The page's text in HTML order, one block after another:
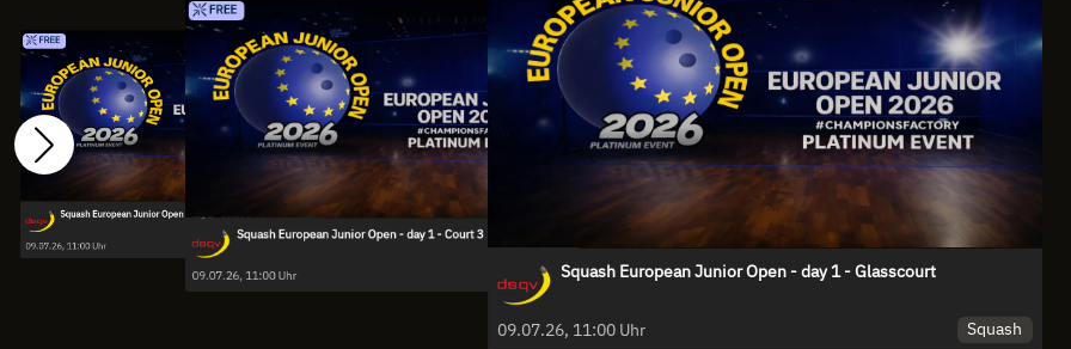
FREE
Squash European Junior Open - day 1 - Court 8
09.07.26, 11:00 Uhr Squash
FREE
Squash European Junior Open - day 1 - Court 3
09.07.26, 11:00 Uhr SquashSquash European Junior Open - day 1 - Glasscourt
09.07.26, 11:00 Uhr Squash